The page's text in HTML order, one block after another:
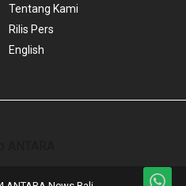
Tentang Kami
Rilis Pers
English